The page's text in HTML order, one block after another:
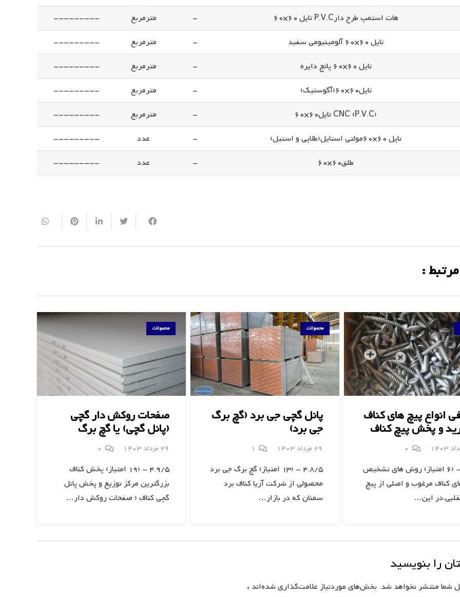
هات استمپ طرح دارP.V.C تایل 60×60 - مترمربع
---------
تایل 60×60 آلومینیومی سفید - مترمربع
---------
تایل 60×60 پانچ دایره - مترمربع
---------
تایل60×60(آگوستیک) - مترمربع
---------
(P.V.C) CNC تایل60×60 - مترمربع
---------
تایل 60×60مولتی استایل(طلایی و استیل) - عدد
---------
طلق60×60 - عدد ---------
:
انواع پیچ های کناف
و پخش پیچ کناف
0
5/5 - (6 امتیاز) روش های تشخیص
کناف مرغوب و اصلی از پیچ
این…
محصولات
پانل گچی جی برد (گچ برگ
جی برد)
29 مرداد 1403 1
4.8/5 - (13 امتیاز) گچ برگ جی برد
محصولی از شرکت آریا کناف برد
سمنان که در بازار…
محصولات
صفحات روکش ‌دار گچی
(پانل گچی) یا گچ برگ
29 مرداد 1403 0
4.9/5 - (19 امتیاز) پخش کناف
بزرگترین مرکز توزیع و پخش پانل
گچی کناف ( صفحات روکش ‌دار…
را بنویسید
شما منتشر نخواهد شد. بخش‌های موردنیاز علامت‌گذاری شده‌اند *